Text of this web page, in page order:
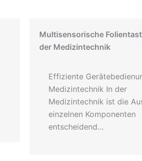
Multisensorische
der Medizintechnik
Effiziente
Medizintechnik In der
Medizintechnik ist die
einzelnen Komponenten
entscheidend…